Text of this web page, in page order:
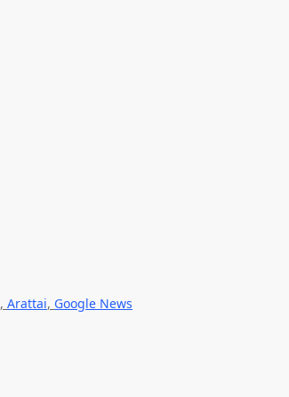
, Arattai, Google News